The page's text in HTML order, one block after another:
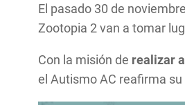
El pasado 30 de
Zootopia 2 van a tomar
Con la misión de realizar
el Autismo AC reafirma